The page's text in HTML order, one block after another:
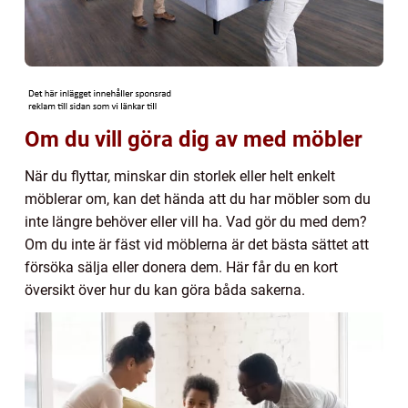
Om du vill göra dig av med möbler
När du flyttar, minskar din storlek eller helt enkelt
möblerar om, kan det hända att du har möbler som du
inte längre behöver eller vill ha. Vad gör du med dem?
Om du inte är fäst vid möblerna är det bästa sättet att
försöka sälja eller donera dem. Här får du en kort
översikt över hur du kan göra båda sakerna.